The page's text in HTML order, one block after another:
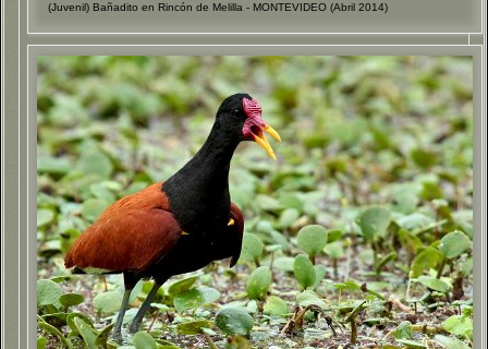
(Juvenil) Bañadito en Rincón de Melilla - MONTEVIDEO (Abril 2014)